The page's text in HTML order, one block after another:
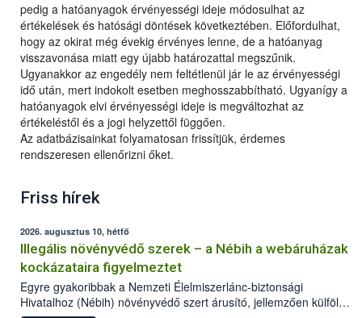
pedig a hatóanyagok érvényességi ideje módosulhat az
értékelések és hatósági döntések következtében. Előfordulhat,
hogy az okirat még évekig érvényes lenne, de a hatóanyag
visszavonása miatt egy újabb határozattal megszűnik.
Ugyanakkor az engedély nem feltétlenül jár le az érvényességi
idő után, mert indokolt esetben meghosszabbítható. Ugyanígy a
hatóanyagok elvi érvényességi ideje is megváltozhat az
értékeléstől és a jogi helyzettől függően.
Az adatbázisainkat folyamatosan frissítjük, érdemes
rendszeresen ellenőrizni őket.
Friss hírek
2026. augusztus 10, hétfő
Illegális növényvédő szerek – a Nébih a webáruházak
kockázataira figyelmeztet
Egyre gyakoribbak a Nemzeti Élelmiszerlánc-biztonsági
Hivatalhoz (Nébih) növényvédő szert árusító, jellemzően külföldi